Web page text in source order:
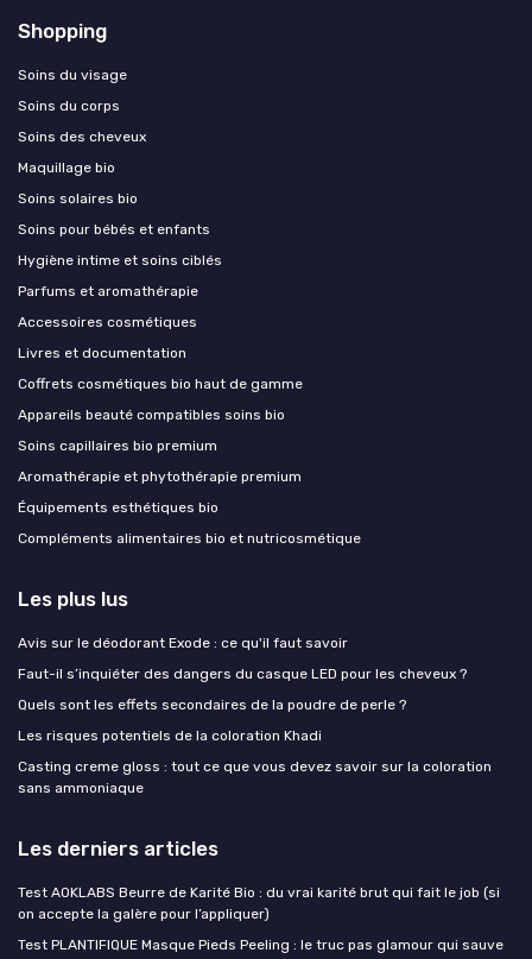
Shopping
Soins du visage
Soins du corps
Soins des cheveux
Maquillage bio
Soins solaires bio
Soins pour bébés et enfants
Hygiène intime et soins ciblés
Parfums et aromathérapie
Accessoires cosmétiques
Livres et documentation
Coffrets cosmétiques bio haut de gamme
Appareils beauté compatibles soins bio
Soins capillaires bio premium
Aromathérapie et phytothérapie premium
Équipements esthétiques bio
Compléments alimentaires bio et nutricosmétique
Les plus lus
Avis sur le déodorant Exode : ce qu'il faut savoir
Faut-il s’inquiéter des dangers du casque LED pour les cheveux ?
Quels sont les effets secondaires de la poudre de perle ?
Les risques potentiels de la coloration Khadi
Casting creme gloss : tout ce que vous devez savoir sur la coloration
sans ammoniaque
Les derniers articles
Test AOKLABS Beurre de Karité Bio : du vrai karité brut qui fait le job (si
on accepte la galère pour l’appliquer)
Test PLANTIFIQUE Masque Pieds Peeling : le truc pas glamour qui sauve